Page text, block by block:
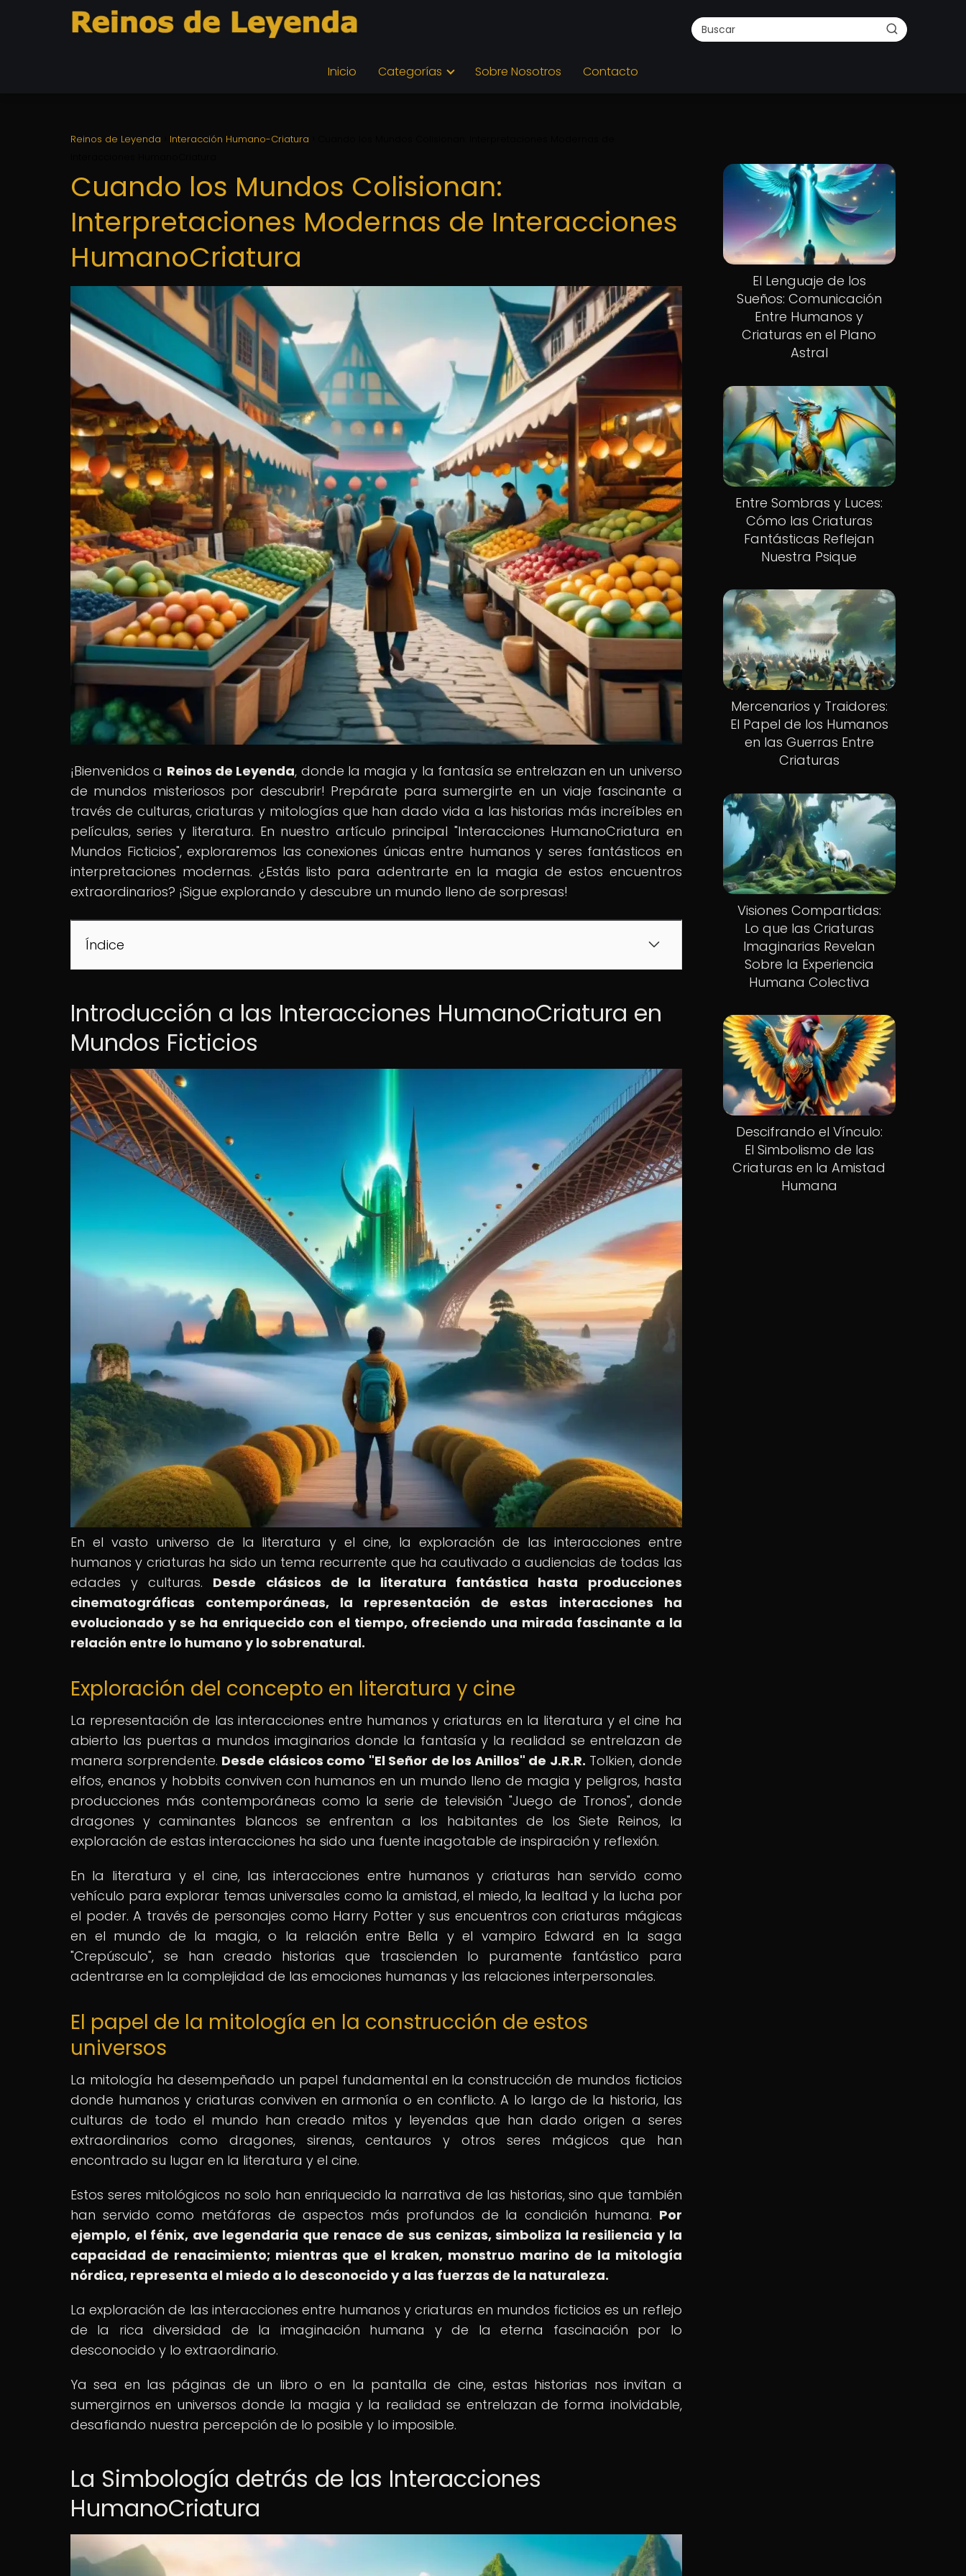
Inicio Categorías Sobre Nosotros Contacto
Reinos de Leyenda Interacción Humano-Criatura
Cuando los Mundos Colisionan:
Interpretaciones Modernas de Interacciones
HumanoCriatura
¡Bienvenidos a Reinos de Leyenda, donde la magia y la fantasía se entrelazan en un universo
de mundos misteriosos por descubrir! Prepárate para sumergirte en un viaje fascinante a
través de culturas, criaturas y mitologías que han dado vida a las historias más increíbles en
películas, series y literatura. En nuestro artículo principal "Interacciones HumanoCriatura en
Mundos Ficticios", exploraremos las conexiones únicas entre humanos y seres fantásticos en
interpretaciones modernas. ¿Estás listo para adentrarte en la magia de estos encuentros
extraordinarios? ¡Sigue explorando y descubre un mundo lleno de sorpresas!
Índice
Introducción a las Interacciones HumanoCriatura en
Mundos Ficticios
En el vasto universo de la literatura y el cine, la exploración de las interacciones entre
humanos y criaturas ha sido un tema recurrente que ha cautivado a audiencias de todas las
edades y culturas. Desde clásicos de la literatura fantástica hasta producciones
cinematográficas contemporáneas, la representación de estas interacciones ha
evolucionado y se ha enriquecido con el tiempo, ofreciendo una mirada fascinante a la
relación entre lo humano y lo sobrenatural.
Exploración del concepto en literatura y cine
La representación de las interacciones entre humanos y criaturas en la literatura y el cine ha
abierto las puertas a mundos imaginarios donde la fantasía y la realidad se entrelazan de
manera sorprendente. Desde clásicos como "El Señor de los Anillos" de J.R.R. Tolkien, donde
elfos, enanos y hobbits conviven con humanos en un mundo lleno de magia y peligros, hasta
producciones más contemporáneas como la serie de televisión "Juego de Tronos", donde
dragones y caminantes blancos se enfrentan a los habitantes de los Siete Reinos, la
exploración de estas interacciones ha sido una fuente inagotable de inspiración y reflexión.
En la literatura y el cine, las interacciones entre humanos y criaturas han servido como
vehículo para explorar temas universales como la amistad, el miedo, la lealtad y la lucha por
el poder. A través de personajes como Harry Potter y sus encuentros con criaturas mágicas
en el mundo de la magia, o la relación entre Bella y el vampiro Edward en la saga
"Crepúsculo", se han creado historias que trascienden lo puramente fantástico para
adentrarse en la complejidad de las emociones humanas y las relaciones interpersonales.
El papel de la mitología en la construcción de estos
universos
La mitología ha desempeñado un papel fundamental en la construcción de mundos ficticios
donde humanos y criaturas conviven en armonía o en conflicto. A lo largo de la historia, las
culturas de todo el mundo han creado mitos y leyendas que han dado origen a seres
extraordinarios como dragones, sirenas, centauros y otros seres mágicos que han
encontrado su lugar en la literatura y el cine.
Estos seres mitológicos no solo han enriquecido la narrativa de las historias, sino que también
han servido como metáforas de aspectos más profundos de la condición humana. Por
ejemplo, el fénix, ave legendaria que renace de sus cenizas, simboliza la resiliencia y la
capacidad de renacimiento; mientras que el kraken, monstruo marino de la mitología
nórdica, representa el miedo a lo desconocido y a las fuerzas de la naturaleza.
La exploración de las interacciones entre humanos y criaturas en mundos ficticios es un reflejo
de la rica diversidad de la imaginación humana y de la eterna fascinación por lo
desconocido y lo extraordinario.
Ya sea en las páginas de un libro o en la pantalla de cine, estas historias nos invitan a
sumergirnos en universos donde la magia y la realidad se entrelazan de forma inolvidable,
desafiando nuestra percepción de lo posible y lo imposible.
La Simbología detrás de las Interacciones
HumanoCriatura
El Lenguaje de los
Sueños: Comunicación
Entre Humanos y
Criaturas en el Plano
Astral
Entre Sombras y Luces:
Cómo las Criaturas
Fantásticas Reflejan
Nuestra Psique
Mercenarios y Traidores:
El Papel de los Humanos
en las Guerras Entre
Criaturas
Visiones Compartidas:
Lo que las Criaturas
Imaginarias Revelan
Sobre la Experiencia
Humana Colectiva
Descifrando el Vínculo:
El Simbolismo de las
Criaturas en la Amistad
Humana